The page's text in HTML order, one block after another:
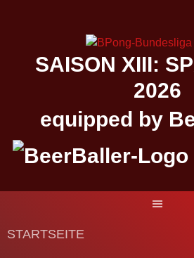
SAISON XIII:
2026
equipped by
STARTSEITE